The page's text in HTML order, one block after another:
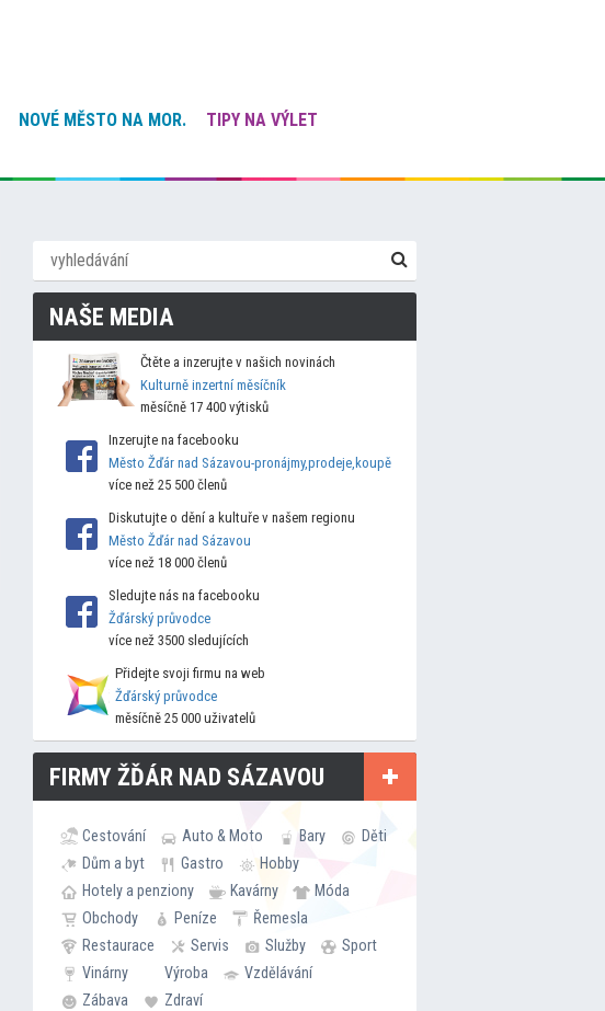
NOVÉ MĚSTO NA MOR.
TIPY NA VÝLET
NAŠE MEDIA
Čtěte a inzerujte v našich novinách
Kulturně inzertní měsíčník
měsíčně 17 400 výtisků
Inzerujte na facebooku
Město Žďár nad Sázavou-pronájmy,prodeje,koupě
více než 25 500 členů
Diskutujte o dění a kultuře v našem regionu
Město Žďár nad Sázavou
více než 18 000 členů
Sledujte nás na facebooku
Žďárský průvodce
více než 3500 sledujících
Přidejte svoji firmu na web
Žďárský průvodce
měsíčně 25 000 uživatelů
FIRMY ŽĎÁR NAD SÁZAVOU
Cestování Auto & Moto Bary
Děti
Dům a byt
Gastro
Hobby
Hotely a penziony
Kavárny
Móda
Obchody
Peníze
Řemesla
Restaurace
Servis Služby
Sport
Vinárny
Výroba
Vzdělávání
Zábava
Zdraví